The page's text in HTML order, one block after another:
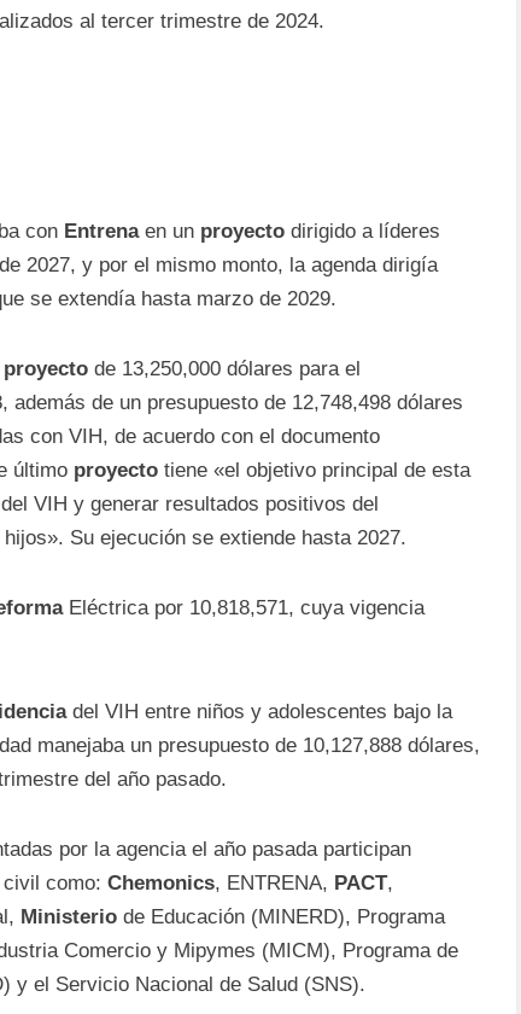
al tercer trimestre de 2024.
con Entrenaen un proyecto dirigido a líderes
2027, y por el mismo monto, la agenda dirigía
se extendía hasta marzo de 2029.
proyecto de 13,250,000 dólares para el
además de un presupuesto de 12,748,498 dólares
con VIH, de acuerdo con el documento
último proyecto tiene «el objetivo principal de esta
VIH y generar resultados positivos del
Su ejecución se extiende hasta 2027.
Eléctrica por 10,818,571, cuya vigencia
del VIH entre niños y adolescentes bajo la
manejaba un presupuesto de 10,127,888 dólares,
del año pasado.
por la agencia el año pasada participan
civil como: Chemonics, ENTRENA, PACT,
Ministerio de Educación (MINERD), Programa
Comercio y Mipymes (MICM), Programa de
y el Servicio Nacional de Salud (SNS).